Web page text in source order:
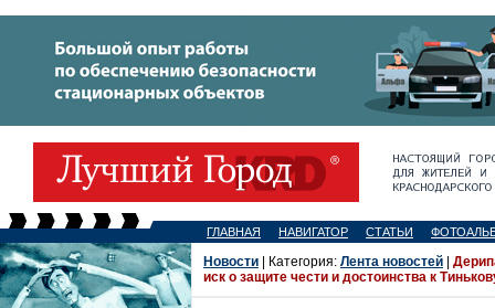
ГЛАВНАЯ НАВИГАТОР СТАТЬИ
Новости | Категория: Лента новостей
иск о защите чести и достоинства к